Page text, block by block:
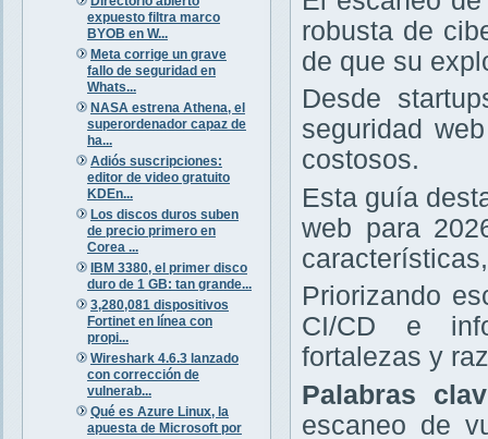
expuesto filtra marco
BYOB en W...
Meta corrige un grave
fallo de seguridad en
Whats...
NASA estrena Athena, el
superordenador capaz de
ha...
Adiós suscripciones:
editor de video gratuito
KDEn...
Los discos duros suben
de precio primero en
Corea ...
IBM 3380, el primer disco
duro de 1 GB: tan grande...
3,280,081 dispositivos
Fortinet en línea con
propi...
Wireshark 4.6.3 lanzado
con corrección de
vulnerab...
Qué es Azure Linux, la
apuesta de Microsoft por
robusta de
de que su
Desde
seguridad
costosos.
Esta guía
web para
Priorizando
CI/CD e
fortalezas y
Palabras
escaneo de